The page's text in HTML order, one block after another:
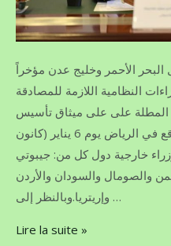
البحر الأحمر وخليج عدن مؤخراً
النظامية اللازمة للمصادقة
على ميثاق تأسيس ‎مجلس الدول العربية والأفريقية المطلة على
البحر الأحمر وخليج عدن، الذي وُقع في الرياض يوم 6 يناير (كانون
من قبل وزراء خارجية دول كل من: جيبوتي
والصومال والسودان والأردن
وإريتريا.وبالنظر إلى …
Lire la suite »